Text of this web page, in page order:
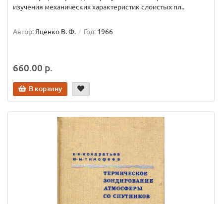
изучения механических характеристик слоистых пл..
Автор: Яценко В. Ф. Год: 1966
660.00 р.
В корзину